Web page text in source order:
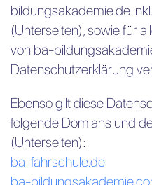
bildungsakademie.de
(Unterseiten), sowie für
von ba-
Datenschutzerklärung
Ebenso gilt diese
folgende Domians und
(Unterseiten):
ba-fahrschule.de
ba-